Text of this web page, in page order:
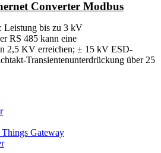
Converter Modbus
Leistung bis zu 3 kV
RS 485 kann eine
2,5 KV erreichen; ± 15 kV ESD-
Transientenunterdrückung über 25
Gateway